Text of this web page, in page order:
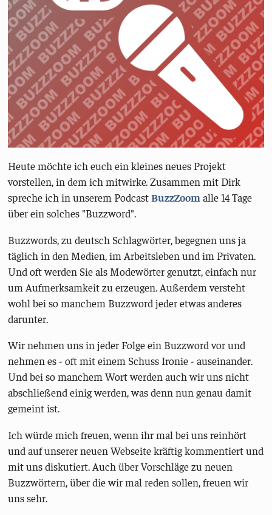
Heute möchte ich euch ein kleines neues Projekt
vorstellen, in dem ich mitwirke. Zusammen mit Dirk
spreche ich in unserem PodcastBuzzZoom alle 14 Tage
über ein solches "Buzzword".
Buzzwords, zu deutsch Schlagwörter, begegnen uns ja
täglich in den Medien, im Arbeitsleben und im Privaten.
Und oft werden Sie als Modewörter genutzt, einfach nur
um Aufmerksamkeit zu erzeugen. Außerdem versteht
wohl bei so manchem Buzzword jeder etwas anderes
darunter.
Wir nehmen uns in jeder Folge ein Buzzword vor und
nehmen es - oft mit einem Schuss Ironie - auseinander.
Und bei so manchem Wort werden auch wir uns nicht
abschließend einig werden, was denn nun genau damit
gemeint ist.
Ich würde mich freuen, wenn ihr mal bei uns reinhört
und auf unserer neuen Webseite kräftig kommentiert und
mit uns diskutiert. Auch über Vorschläge zu neuen
Buzzwörtern, über die wir mal reden sollen, freuen wir
uns sehr.